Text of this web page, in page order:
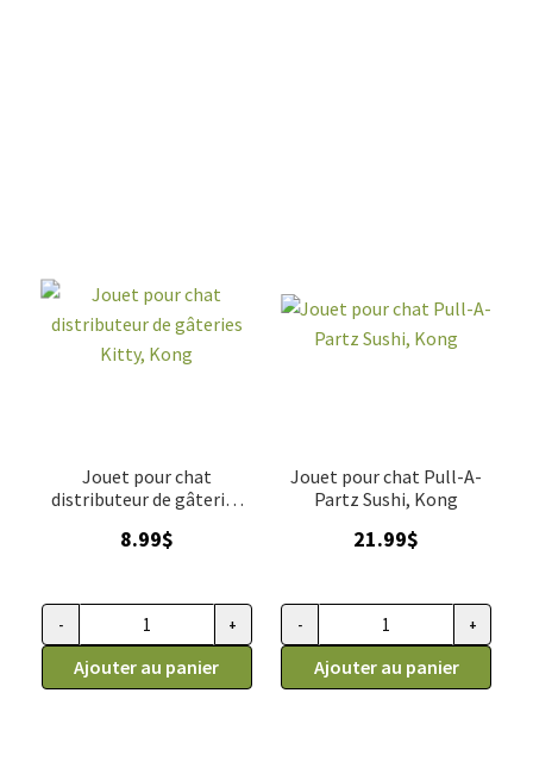
Jouet pour chat
distributeur de gâteries
8.99$
quantité de Jouet pour chat distributeur de gâteries Kitty,
- +
Ajouter au panier
Jouet pour chat Pull-A-
Partz Sushi, Kong
21.99$
quantité de Jouet pour chat
- +
Ajouter au panier